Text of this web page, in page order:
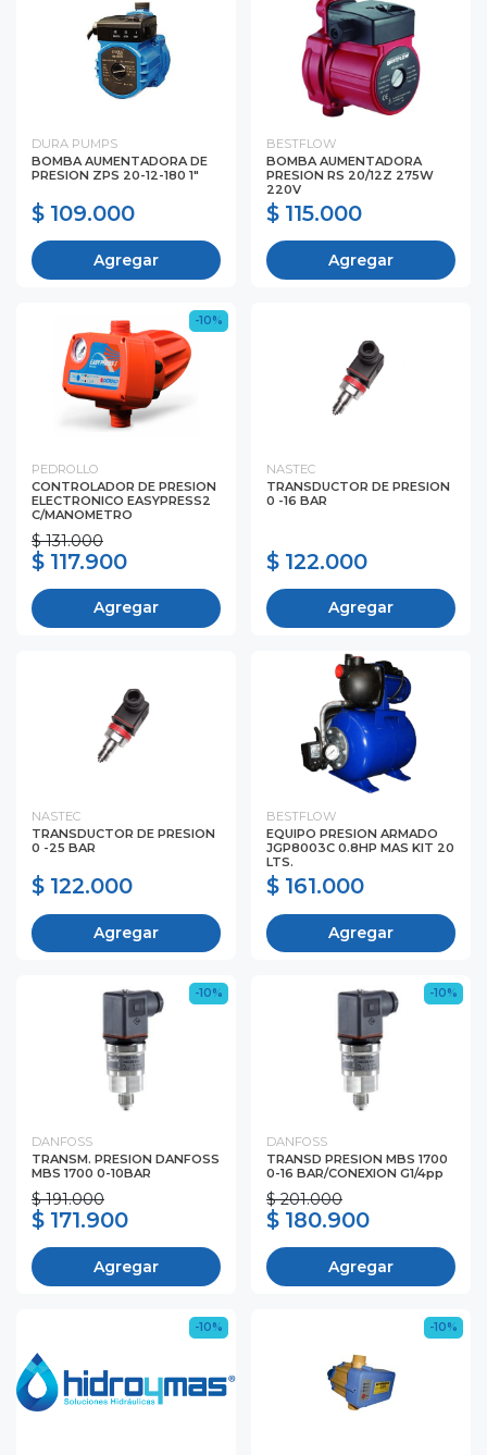
DURA PUMPS
BOMBA AUMENTADORA DE
PRESION ZPS 20-12-180 1"
$ 109.000
Agregar
BESTFLOW
BOMBA AUMENTADORA
PRESION RS 20/12Z 275W
220V
$ 115.000
Agregar
-10%
PEDROLLO
CONTROLADOR DE PRESION
ELECTRONICO EASYPRESS2
C/MANOMETRO
$ 131.000
$ 117.900
Agregar
NASTEC
TRANSDUCTOR DE PRESION
0 -16 BAR
$ 122.000
Agregar
NASTEC
TRANSDUCTOR DE PRESION
0 -25 BAR
$ 122.000
Agregar
BESTFLOW
EQUIPO PRESION ARMADO
JGP8003C 0.8HP MAS KIT 20
LTS.
$ 161.000
Agregar
-10%
DANFOSS
TRANSM. PRESION DANFOSS
MBS 1700 0-10BAR
$ 191.000
$ 171.900
Agregar
-10%
DANFOSS
TRANSD PRESION MBS 1700
0-16 BAR/CONEXION G1/4pp
$ 201.000
$ 180.900
Agregar
-10% -10%